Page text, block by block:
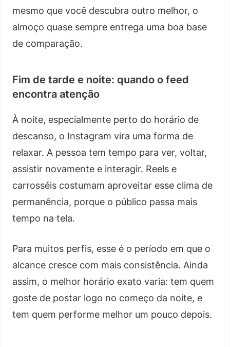
mesmo que você descubra outro melhor, o
almoço quase sempre entrega uma boa base
de comparação.
Fim de tarde e noite: quando o feed
encontra atenção
À noite, especialmente perto do horário de
descanso, o Instagram vira uma forma de
relaxar. A pessoa tem tempo para ver, voltar,
assistir novamente e interagir. Reels e
carrosséis costumam aproveitar esse clima de
permanência, porque o público passa mais
tempo na tela.
Para muitos perfis, esse é o período em que o
alcance cresce com mais consistência. Ainda
assim, o melhor horário exato varia: tem quem
goste de postar logo no começo da noite, e
tem quem performe melhor um pouco depois.